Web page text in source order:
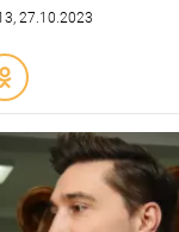
27.10.2023